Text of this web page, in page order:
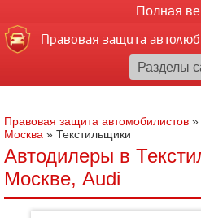
Полная
Правовая защита
Правовая защита автомобилистов »
Москва » Текстильщики
Автодилеры в
Москве, Audi